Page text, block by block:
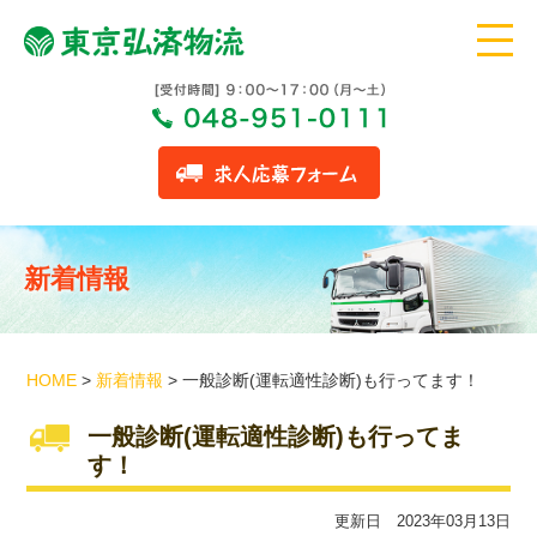
新着情報
HOME > 新着情報 >一般診断(運転適性診断)も行ってます！
一般診断(運転適性診断)も行ってま
す！
更新日 2023年03月13日